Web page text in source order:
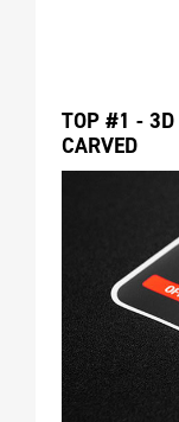
TOP #1 - 3D
CARVED